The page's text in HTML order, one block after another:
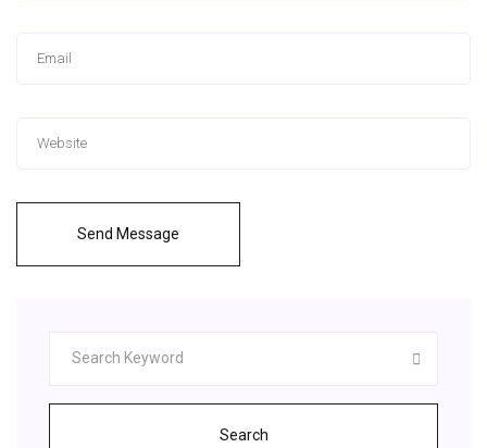
Send Message
Search